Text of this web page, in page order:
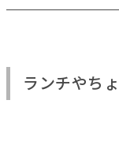
ランチやち